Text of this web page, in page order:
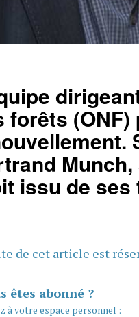
forêts
issu de ses
de cet article est
êtes abonné ?
à votre espace personnel :